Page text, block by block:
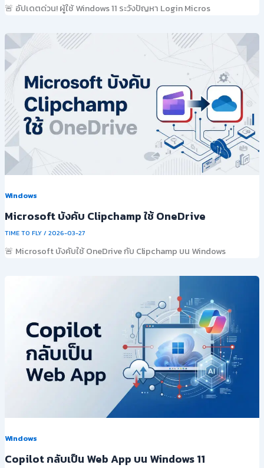
🚨 อัปเดตด่วน! ผู้ใช้ Windows 11 ระวังปัญหา Login Micros
Windows
Microsoft บังคับ Clipchamp ใช้ OneDrive
TIME TO FLY/ 2026-03-27
🚨 Microsoft บังคับใช้ OneDrive กับ Clipchamp บน Windows
Windows
Copilot กลับเป็น Web App บน Windows 11